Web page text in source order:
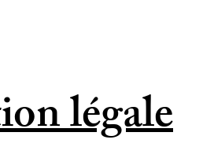
légale